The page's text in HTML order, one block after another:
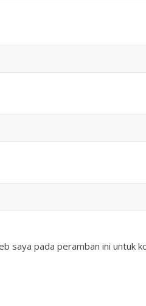
saya pada peramban ini untuk